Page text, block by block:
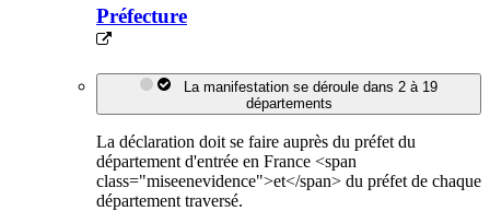
Préfecture
La manifestation se déroule dans 2 à 19
départements
La déclaration doit se faire auprès du préfet du
département d'entrée en France <span
class="miseenevidence">et</span> du préfet de chaque
département traversé.